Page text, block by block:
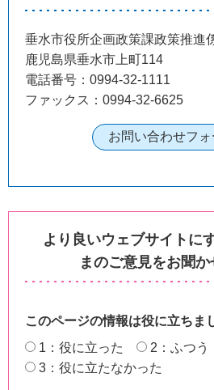
垂水市役所企画政策課政策推進
鹿児島県垂水市上町114
電話番号：0994-32-1111
ファックス：0994-32-6625
より良いウェブサイトに
まのご意見をお聞
このページの情報は役に立ちま
1：役に立った
2：ふつう
3：役に立たなかった